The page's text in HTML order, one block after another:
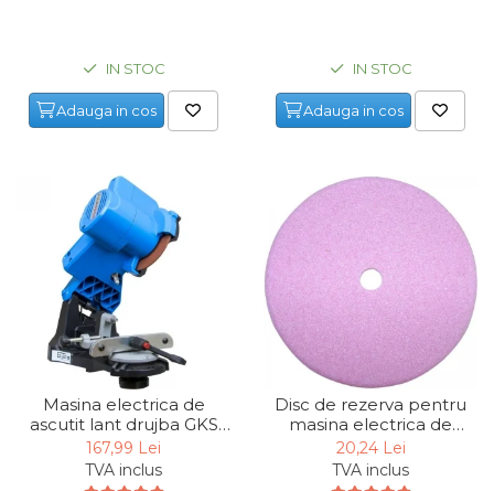
Microscoape
Baterii & Acumulatori
Baterii AAA
Baterii AA
Corpuri de Iluminat
Lanterne
Proiectoare
Iluminare Led
IN STOC
Adauga in cos
IN STOC
Adauga in cos
Masina electrica de
ascutit lant drujba GKS
108 Gude 94077, 85 W,
4800 rpm
167,99 Lei
TVA inclus
Disc de rezerva pentru
masina electrica de
ascutit lantul la drujba
P2500 Gude 94133,
Ø145xØ22.3x3.2 mm
20,24 Lei
TVA inclus